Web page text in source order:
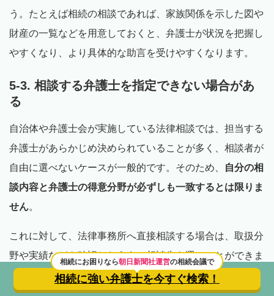
う。たとえば相続の相談であれば、家族関係を示した図や
財産の一覧などを用意しておくと、弁護士が状況を把握し
やすくなり、より具体的な助言を受けやすくなります。
5-3. 相談する弁護士を指定できない場合があ
る
自治体や弁護士会が実施している法律相談では、担当する
弁護士があらかじめ決められていることが多く、相談者が
自由に選べないケースが一般的です。そのため、
自分の相
談内容と弁護士の得意分野が必ずしも一致するとは限りま
せん。
これに対して、法律事務所へ直接相談する場合は、取扱分
野や実績などを確認したうえで相談先を選ぶことができま
す。各事務所の公式サイトやプロフィールを参考にしなが
相続にお困りなら朝日新聞社運営の相続会議で
相続に強い弁護士を今すぐ検索！